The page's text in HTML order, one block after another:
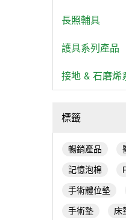
長照輔具
護具系列產品
接地 & 石磨烯
標籤
暢銷產品
記憶泡棉
手術體位墊
手術墊
床